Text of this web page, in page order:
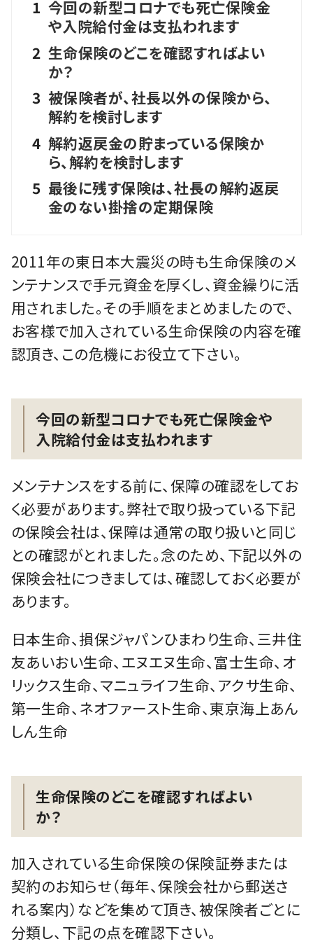
1 今回の新型コロナでも死亡保険金
や入院給付金は支払われます
2 生命保険のどこを確認すればよい
か？
3 被保険者が、社長以外の保険から、
解約を検討します
4 解約返戻金の貯まっている保険か
ら、解約を検討します
5 最後に残す保険は、社長の解約返戻
金のない掛捨の定期保険
2011年の東日本大震災の時も生命保険のメ
ンテナンスで手元資金を厚くし、資金繰りに活
用されました。その手順をまとめましたので、
お客様で加入されている生命保険の内容を確
認頂き、この危機にお役立て下さい。
今回の新型コロナでも死亡保険金や
入院給付金は支払われます
メンテナンスをする前に、保障の確認をしてお
く必要があります。弊社で取り扱っている下記
の保険会社は、保障は通常の取り扱いと同じ
との確認がとれました。念のため、下記以外の
保険会社につきましては、確認しておく必要が
あります。
日本生命、損保ジャパンひまわり生命、三井住
友あいおい生命、エヌエヌ生命、富士生命、オ
リックス生命、マニュライフ生命、アクサ生命、
第一生命、ネオファースト生命、東京海上あん
しん生命
生命保険のどこを確認すればよい
か？
加入されている生命保険の保険証券または
契約のお知らせ（毎年、保険会社から郵送さ
れる案内）などを集めて頂き、被保険者ごとに
分類し、下記の点を確認下さい。